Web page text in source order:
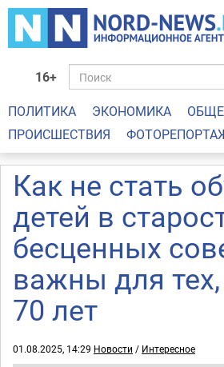
16+
ПОЛИТИКА ЭКОНОМИКА
ПРОИСШЕСТВИЯ
Как не стать
детей в
бесценных
важны для
70 лет
01.08.2025, 14:29 Новости / Интересное